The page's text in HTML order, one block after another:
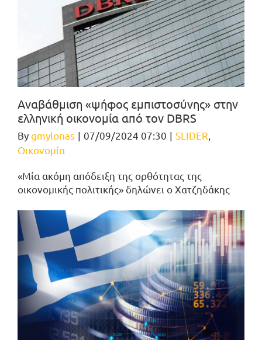
Αναβάθμιση «ψήφος εμπιστοσύνης» στην
ελληνική οικονομία από τον DBRS
Bygmylonas | 07/09/2024 07:30 | SLIDER,
Οικονομία
«Μία ακόμη απόδειξη της ορθότητας της
οικονομικής πολιτικής» δηλώνει ο Χατζηδάκης